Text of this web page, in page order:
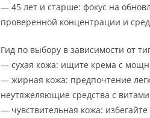
— 45 лет и старше: фокус на
проверенной концентрации и
Гид по выбору в зависимости от
— сухая кожа: ищите крема с
— жирная кожа: предпочтение
неутяжеляющие средства с
— чувствительная кожа: